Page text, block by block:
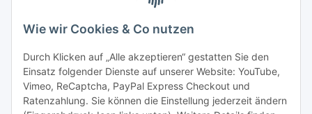
Wie wir Cookies & Co nutzen
Durch Klicken auf „Alle akzeptieren“ gestatten Sie den
Einsatz folgender Dienste auf unserer Website: YouTube,
Vimeo, ReCaptcha, PayPal Express Checkout und
Ratenzahlung. Sie können die Einstellung jederzeit ändern
Gesetzliche Informationen